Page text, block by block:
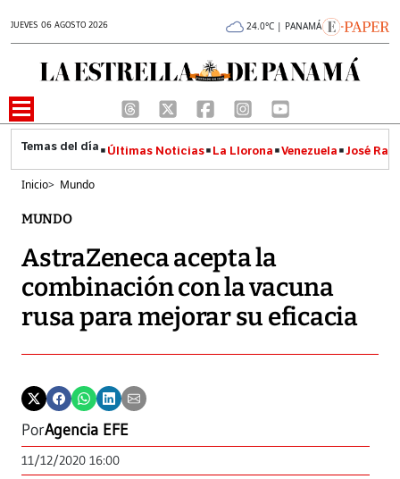
JUEVES 06 AGOSTO 2026 24.0°C | PANAMÁ
Últimas Noticias La Llorona Venezuela José
Inicio> Mundo
MUNDO
AstraZeneca acepta la
combinación con la vacuna
rusa para mejorar su eficacia
PorAgencia EFE
11/12/2020 16:00